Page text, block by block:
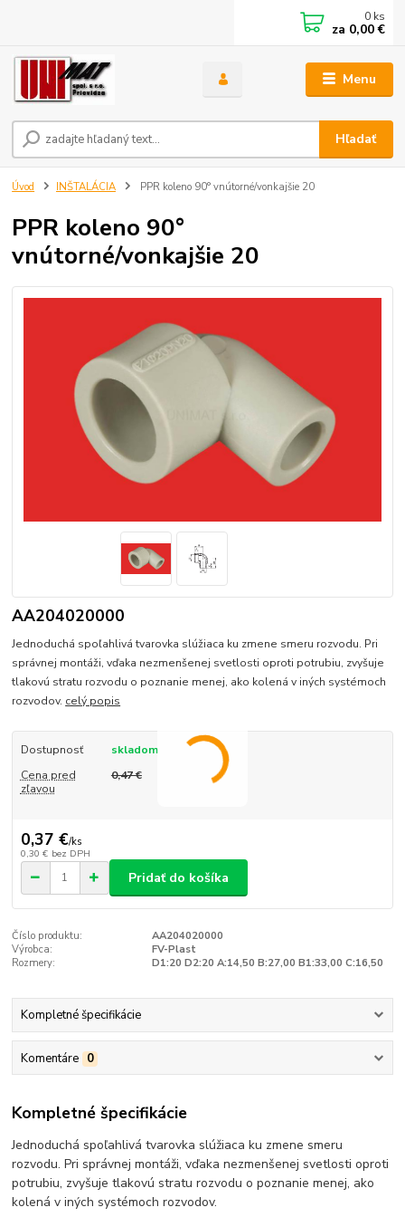
Menu
Hľadať
0 ks
za 0,00 €
Úvod INŠTALÁCIA PPR koleno 90° vnútorné/vonkajšie 20
PPR koleno 90°
vnútorné/vonkajšie 20
AA204020000
Jednoduchá spoľahlivá tvarovka slúžiaca ku zmene smeru rozvodu. Pri
správnej montáži, vďaka nezmenšenej svetlosti oproti potrubiu, zvyšuje
tlakovú stratu rozvodu o poznanie menej, ako kolená v iných systémoch
rozvodov. celý popis
Dostupnosť
skladom
Cena pred
zľavou
0,47 €
0,37 €/ks
0,30 € bez DPH
Pridať do košíka
Číslo produktu:
AA204020000
Výrobca:
FV-Plast
Rozmery:
D1:20 D2:20 A:14,50 B:27,00 B1:33,00 C:16,50
Kompletné špecifikácie
Komentáre 0
Kompletné špecifikácie
Jednoduchá spoľahlivá tvarovka slúžiaca ku zmene smeru
rozvodu. Pri správnej montáži, vďaka nezmenšenej svetlosti oproti
potrubiu, zvyšuje tlakovú stratu rozvodu o poznanie menej, ako
kolená v iných systémoch rozvodov.